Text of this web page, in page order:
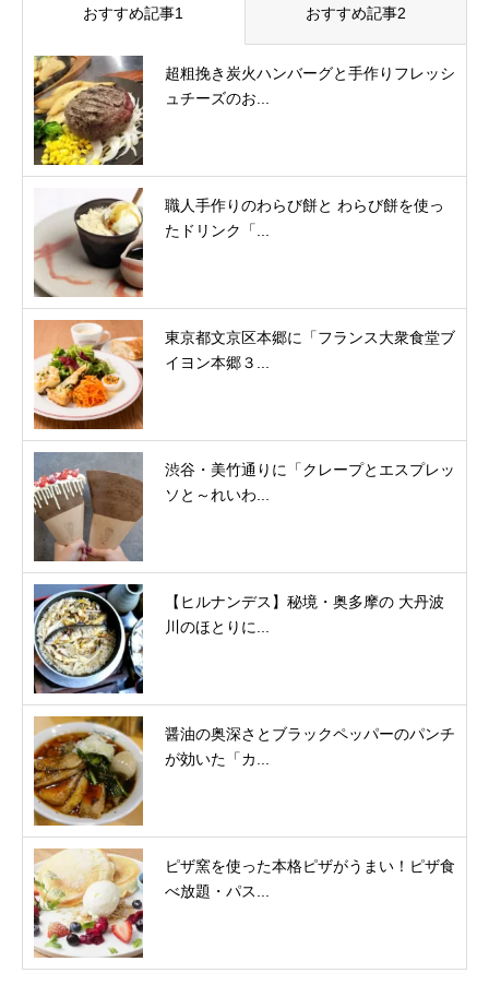
おすすめ記事1 おすすめ記事2
超粗挽き炭火ハンバーグと手作りフレッシ
ュチーズのお...
職人手作りのわらび餅と わらび餅を使っ
たドリンク「...
東京都文京区本郷に「フランス大衆食堂ブ
イヨン本郷３...
渋谷・美竹通りに「クレープとエスプレッ
ソと～れいわ...
【ヒルナンデス】秘境・奥多摩の 大丹波
川のほとりに...
醤油の奥深さとブラックペッパーのパンチ
が効いた「カ...
ピザ窯を使った本格ピザがうまい！ピザ食
べ放題・パス...